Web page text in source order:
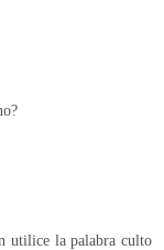
utilice la palabra culto